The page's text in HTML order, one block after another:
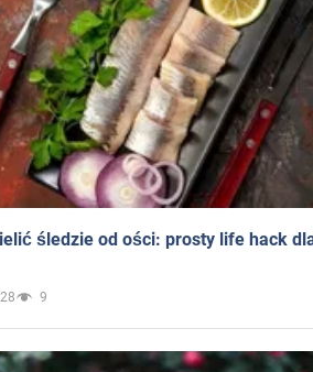
śledzie od ości: prosty life hack
9